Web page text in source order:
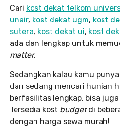
Cari kost dekat telkom
unair, kost dekat ugm, kost
sutera, kost dekat ui, kost
ada dan lengkap untuk
matter.
Sedangkan kalau kamu punya
dan sedang mencari hunian
berfasilitas lengkap, bisa juga
Tersedia kost budgetdi
dengan harga sewa murah!